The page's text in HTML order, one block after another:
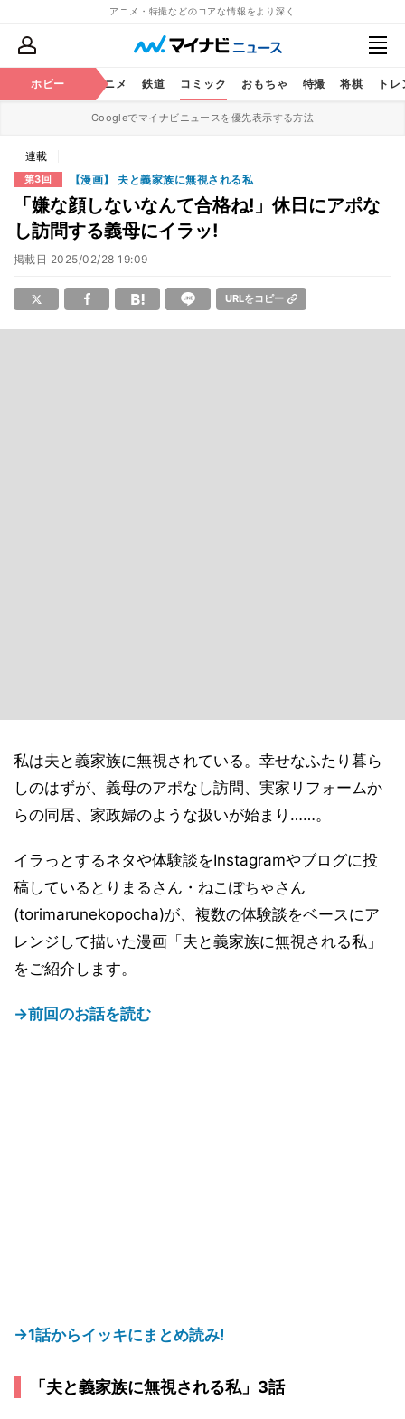
アニメ・特撮などのコアな情報をより深く
ホビー アニメ 鉄道 コミック おもちゃ 特撮 将棋 ト
Googleでマイナビニュースを優先表示する方法
連載
第3回 【漫画】 夫と義家族に無視される私
「嫌な顔しないなんて合格ね!」休日にアポな
し訪問する義母にイラッ!
掲載日 2025/02/28 19:09
URLをコピー
私は夫と義家族に無視されている。幸せなふたり暮ら
しのはずが、義母のアポなし訪問、実家リフォームか
らの同居、家政婦のような扱いが始まり……。
イラっとするネタや体験談をInstagramやブログに投
稿しているとりまるさん・ねこぽちゃさん
(torimarunekopocha)が、複数の体験談をベースにア
レンジして描いた漫画「夫と義家族に無視される私」
をご紹介します。
→前回のお話を読む
→1話からイッキにまとめ読み!
「夫と義家族に無視される私」3話